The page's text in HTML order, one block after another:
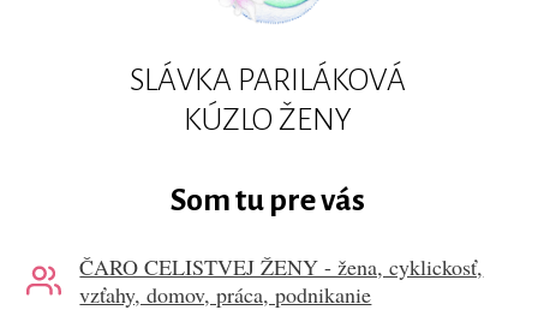
SLÁVKA PARILÁKOVÁ
KÚZLO ŽENY
Som tu pre vás
ČARO CELISTVEJ ŽENY - žena, cyklickosť,
vzťahy, domov, práca, podnikanie